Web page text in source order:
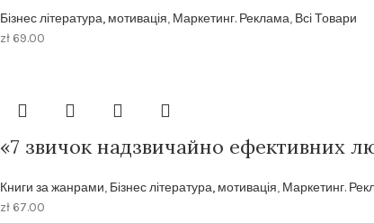
Бізнес література, мотивація, Маркетинг. Реклама, Всі Товари
zł 69.00
«7 звичок надзвичайно ефективних
Книги за жанрами, Бізнес література, мотивація, Маркетинг.
zł 67.00